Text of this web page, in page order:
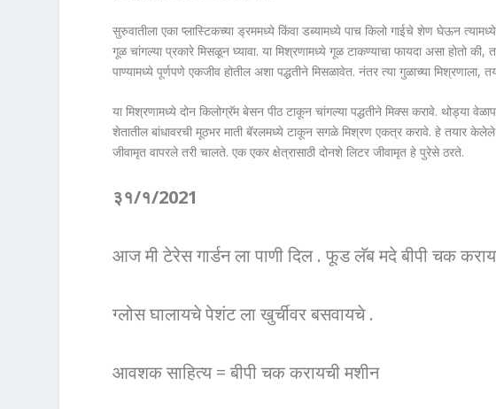
सुरुवातीला एका प्लास्टिकच्या ड्रममध्ये किंवा डब्यामध्ये पाच किलो गाईचे शेण घेऊन
गूळ चांगल्या प्रकारे मिसळून घ्यावा. या मिश्रणामध्ये गूळ टाकण्याचा फायदा असा होतो
पाण्यामध्ये पूर्णपणे एकजीव होतील अशा पद्धतीने मिसळावेत. नंतर त्या गुळाच्या
या मिश्रणामध्ये दोन किलोग्रॅम बेसन पीठ टाकून चांगल्या पद्धतीने मिक्स करावे. थोड्या
शेतातील बांधावरची मूठभर माती बॅरलमध्ये टाकून सगळे मिश्रण एकत्र करावे. हे तयार
जीवामृत वापरले तरी चालते. एक एकर क्षेत्रासाठी दोनशे लिटर जीवामृत हे पुरेसे ठरते.
३१/१/2021
आज मी टेरेस गार्डन ला पाणी दिल . फूड लॅब मदे बीपी चक
ग्लोस घालायचे पेशंट ला खुर्चीवर बसवायचे .
आवशक साहित्य = बीपी चक करायची मशीन